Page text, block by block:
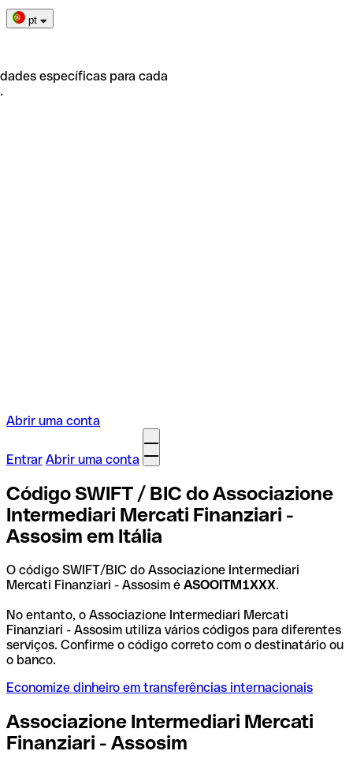
pt
específicas para cada
Abrir uma conta
Entrar Abrir uma conta
Código SWIFT / BIC do Associazione
Intermediari Mercati Finanziari -
Assosim em Itália
O código SWIFT/BIC do Associazione Intermediari
Mercati Finanziari - Assosim é ASOOITM1XXX.
No entanto, o Associazione Intermediari Mercati
Finanziari - Assosim utiliza vários códigos para diferentes
serviços. Confirme o código correto com o destinatário ou
o banco.
Economize dinheiro em transferências internacionais
Associazione Intermediari Mercati
Finanziari - Assosim